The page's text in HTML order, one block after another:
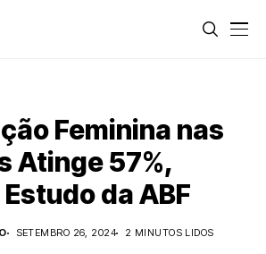
Feminina nas
Atinge 57%,
da ABF
SETEMBRO 26, 2024
2 MINUTOS LIDOS